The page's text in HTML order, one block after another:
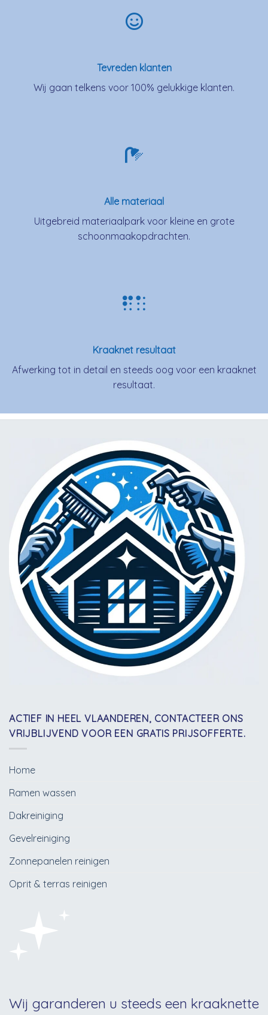
Tevreden klanten
Wij gaan telkens voor 100% gelukkige klanten.
Alle materiaal
Uitgebreid materiaalpark voor kleine en grote
schoonmaakopdrachten.
Kraaknet resultaat
Afwerking tot in detail en steeds oog voor een kraaknet
resultaat.
ACTIEF IN HEEL VLAANDEREN, CONTACTEER ONS
VRIJBLIJVEND VOOR EEN GRATIS PRIJSOFFERTE.
Home
Ramen wassen
Dakreiniging
Gevelreiniging
Zonnepanelen reinigen
Oprit & terras reinigen
Wij garanderen u steeds een kraaknette